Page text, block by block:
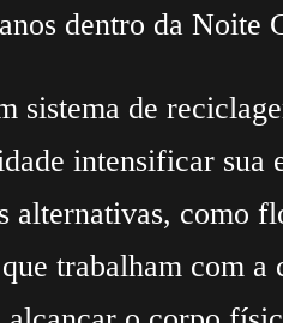
dentro da Noite
sistema de
intensificar sua
alternativas, como
trabalham com a